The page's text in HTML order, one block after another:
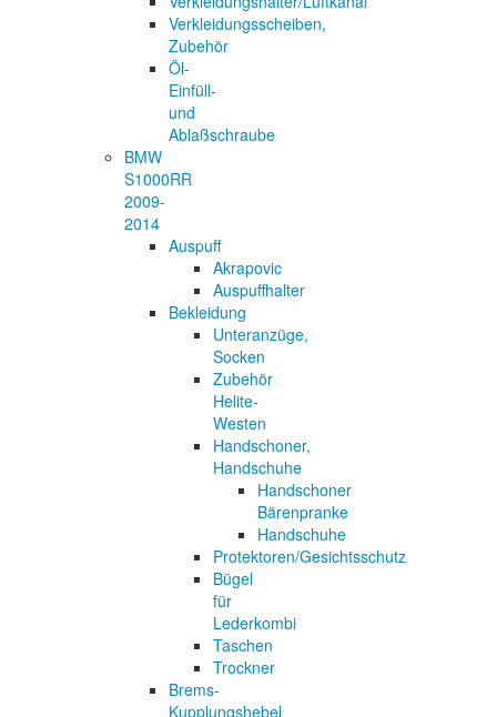
Verkleidungsscheiben,
Zubehör
Öl-
Einfüll-
und
Ablaßschraube
BMW
S1000RR
2009-
2014
Auspuff
Akrapovic
Auspuffhalter
Bekleidung
Unteranzüge,
Socken
Zubehör
Helite-
Westen
Handschoner,
Handschuhe
Handschoner
Bärenpranke
Handschuhe
Protektoren/Gesichtsschutz
Bügel
für
Lederkombi
Taschen
Trockner
Brems-
Kupplungshebel